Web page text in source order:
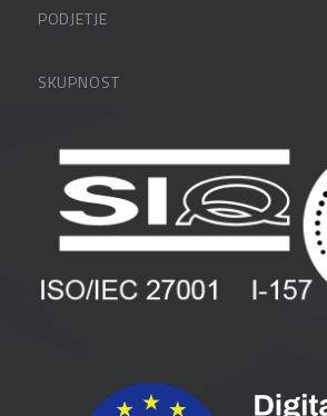
FAQ – pogosta vprašanja
PODJETJE
Zaposlitev
Vlagatelji
Pogoji in pogodbe
SKUPNOST
Blog
Spletni seminarji